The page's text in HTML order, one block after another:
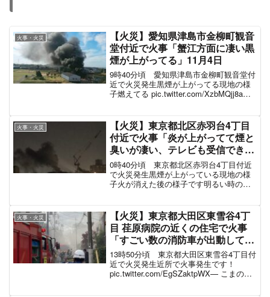
火事・火災
【火災】愛知県津島市金柳町観音
堂付近で火事「蟹江方面に凄い黒
煙が上がってる」11月4日
9時40分頃 愛知県津島市金柳町観音堂付
近で火災発生黒煙が上がってる現地の様
子燃えてる pic.twitter.com/XzbMQjj8aO
火事・火災
【火災】東京都北区赤羽台4丁目
付近で火事「炎が上がってて煙と
臭いが凄い、テレビも受信できな
くなってる」#赤羽 5月18日
0時40分頃 東京都北区赤羽台4丁目付近
で火災発生黒煙が上がっている現地の様
子火が消えた後の様子です明るい時の様
☆ (@Cyla_Wstar) May 1...
火事・火災
【火災】東京都大田区東雪谷4丁
目 荏原病院の近くの住宅で火事
「すごい数の消防車が出動して
る、上空をヘリが旋回」11月12
日
13時50分頃 東京都大田区東雪谷4丁目付
近で火災発生近所で火事発生です！
pic.twitter.com/EgSZaktpWX— こまのぶ